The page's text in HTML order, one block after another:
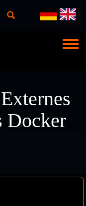
Toggle
Docker